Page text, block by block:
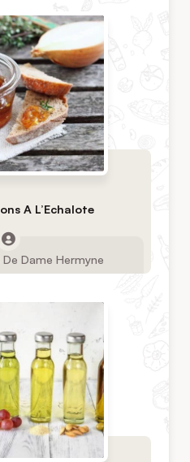
A L’Echalote
Dame Hermyne